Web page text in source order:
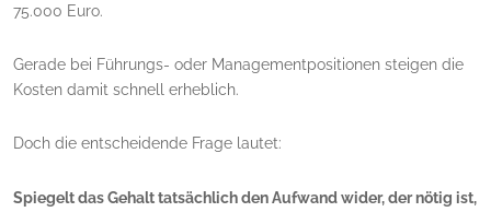
75.000 Euro.
Gerade bei Führungs- oder Managementpositionen steigen die
Kosten damit schnell erheblich.
Doch die entscheidende Frage lautet:
Spiegelt das Gehalt tatsächlich den Aufwand wider, der nötig ist,